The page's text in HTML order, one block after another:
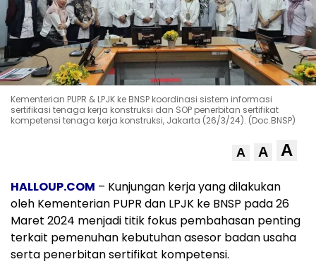
Kementerian PUPR & LPJK ke BNSP koordinasi sistem informasi
sertifikasi tenaga kerja konstruksi dan SOP penerbitan sertifikat
kompetensi tenaga kerja konstruksi, Jakarta (26/3/24). (Doc.BNSP)
A A A
HALLOUP.COM – Kunjungan kerja yang dilakukan
oleh Kementerian PUPR dan LPJK ke BNSP pada 26
Maret 2024 menjadi titik fokus pembahasan penting
terkait pemenuhan kebutuhan asesor badan usaha
serta penerbitan sertifikat kompetensi.